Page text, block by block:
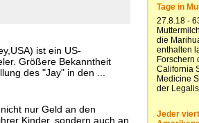
ist ein US-
Größere Bekanntheit
des "Jay" in den ...
nur Geld an den
Kinder, sondern auch an